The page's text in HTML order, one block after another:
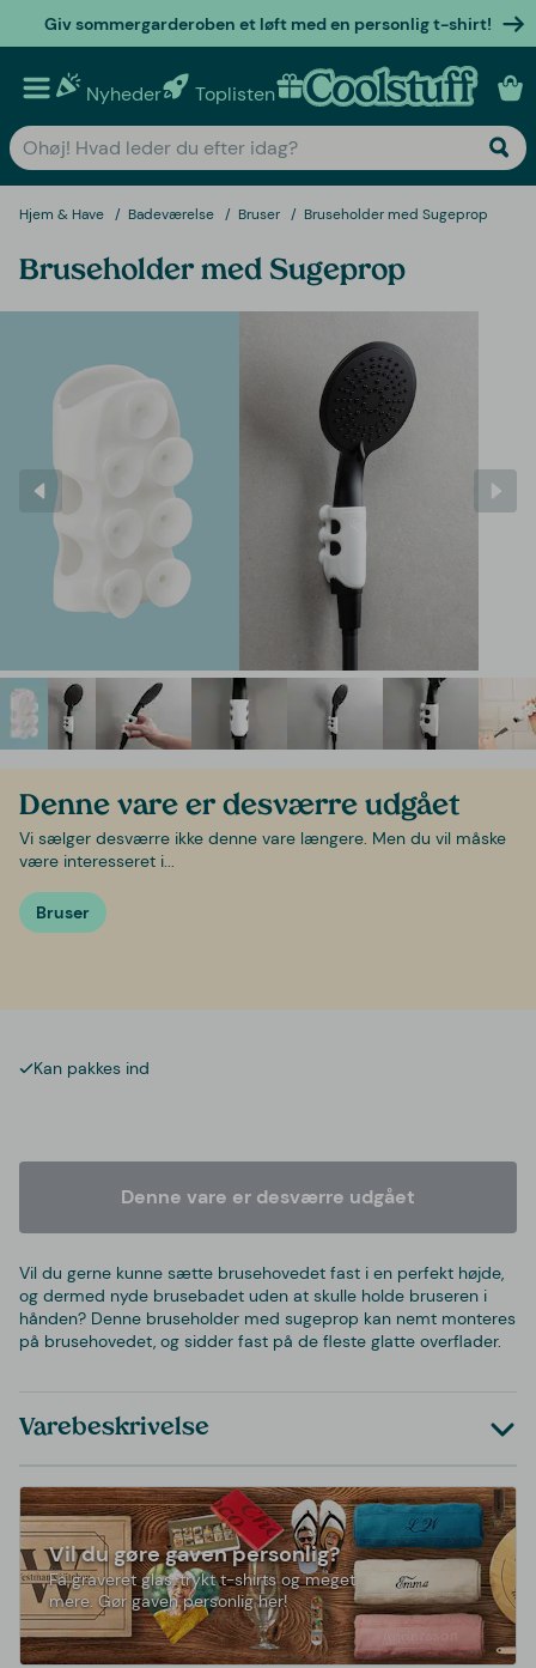
Giv sommergarderoben et løft med en personlig t-shirt!
Nyheder Toplisten Personlige gaver
Hjem & Have Badeværelse Bruser Bruseholder med Sugeprop
Bruseholder med Sugeprop
Denne vare er desværre udgået
Vi sælger desværre ikke denne vare længere. Men du vil måske
være interesseret i...
Bruser
Kan pakkes ind
Denne vare er desværre udgået
Vil du gerne kunne sætte brusehovedet fast i en perfekt højde,
og dermed nyde brusebadet uden at skulle holde bruseren i
hånden? Denne bruseholder med sugeprop kan nemt monteres
på brusehovedet, og sidder fast på de fleste glatte overflader.
Varebeskrivelse
Vil du gøre gaven personlig?
Få graveret glas, trykt t-shirts og meget
mere. Gør gaven personlig her!